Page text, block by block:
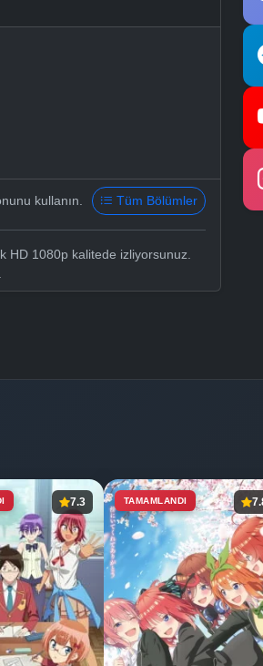
kullanın. Tüm Bölümler
HD 1080p kalitede izliyorsunuz.
7.3 TAMAMLANDI